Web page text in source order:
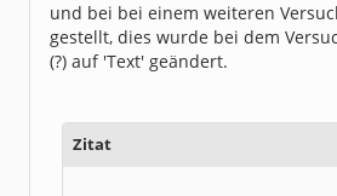
und bei bei einem weiteren
gestellt, dies wurde bei dem
(?) auf 'Text' geändert.
Zitat